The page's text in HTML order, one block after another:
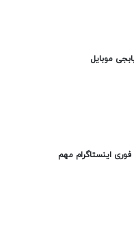
موبایل
اینستاگرام مهم